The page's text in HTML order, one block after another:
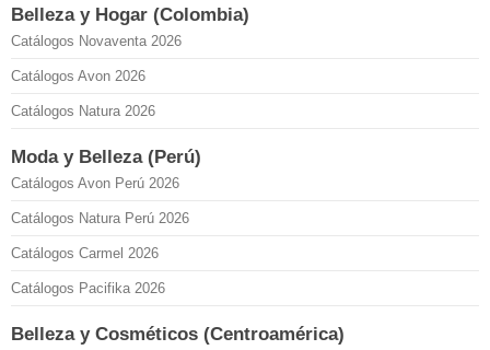
Belleza y Hogar (Colombia)
Catálogos Novaventa 2026
Catálogos Avon 2026
Catálogos Natura 2026
Moda y Belleza (Perú)
Catálogos Avon Perú 2026
Catálogos Natura Perú 2026
Catálogos Carmel 2026
Catálogos Pacifika 2026
Belleza y Cosméticos (Centroamérica)